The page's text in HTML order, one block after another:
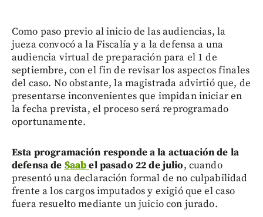
Como paso previo al inicio de las audiencias, la
jueza convocó a la Fiscalía y a la defensa a una
audiencia virtual de preparación para el 1 de
septiembre, con el fin de revisar los aspectos finales
del caso. No obstante, la magistrada advirtió que, de
presentarse inconvenientes que impidan iniciar en
la fecha prevista, el proceso será reprogramado
oportunamente.
Esta programación responde a la actuación de la
defensa de Saabel pasado 22 de julio, cuando
presentó una declaración formal de no culpabilidad
frente a los cargos imputados y exigió que el caso
fuera resuelto mediante un juicio con jurado.